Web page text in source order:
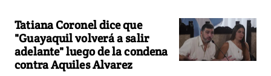
Tatiana Coronel dice que
"Guayaquil volverá a salir
adelante" luego de la condena
contra Aquiles Alvarez